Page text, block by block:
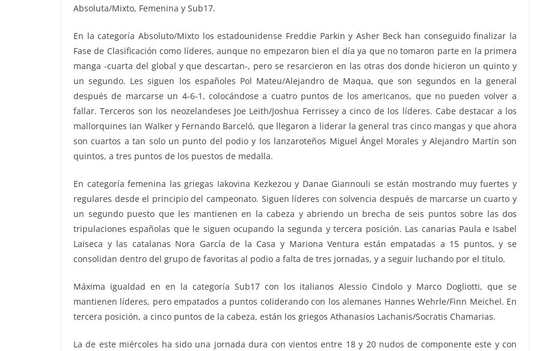
Absoluta/Mixto, Femenina y Sub17.
En la categoría Absoluto/Mixto los estadounidense Freddie Parkin y Asher Beck han conseguido finalizar la
Fase de Clasificación como líderes, aunque no empezaron bien el día ya que no tomaron parte en la primera
manga -cuarta del global y que descartan-, pero se resarcieron en las otras dos donde hicieron un quinto y
un segundo. Les siguen los españoles Pol Mateu/Alejandro de Maqua, que son segundos en la general
después de marcarse un 4-6-1, colocándose a cuatro puntos de los americanos, que no pueden volver a
fallar. Terceros son los neozelandeses Joe Leith/Joshua Ferrissey a cinco de los líderes. Cabe destacar a los
mallorquines Ian Walker y Fernando Barceló, que llegaron a liderar la general tras cinco mangas y que ahora
son cuartos a tan solo un punto del podio y los lanzaroteños Miguel Ángel Morales y Alejandro Martín son
quintos, a tres puntos de los puestos de medalla.
En categoría femenina las griegas Iakovina Kezkezou y Danae Giannouli se están mostrando muy fuertes y
regulares desde el principio del campeonato. Siguen líderes con solvencia después de marcarse un cuarto y
un segundo puesto que les mantienen en la cabeza y abriendo un brecha de seis puntos sobre las dos
tripulaciones españolas que le siguen ocupando la segunda y tercera posición. Las canarias Paula e Isabel
Laiseca y las catalanas Nora García de la Casa y Mariona Ventura están empatadas a 15 puntos, y se
consolidan dentro del grupo de favoritas al podio a falta de tres jornadas, y a seguir luchando por el título.
Máxima igualdad en en la categoría Sub17 con los italianos Alessio Cindolo y Marco Dogliotti, que se
mantienen líderes, pero empatados a puntos coliderando con los alemanes Hannes Wehrle/Finn Meichel. En
tercera posición, a cinco puntos de la cabeza, están los griegos Athanasios Lachanis/Socratis Chamarias.
La de este miércoles ha sido una jornada dura con vientos entre 18 y 20 nudos de componente este y con